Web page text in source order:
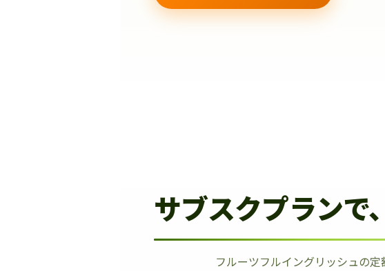
サブスクプランで、
フルーツフルイングリッシュの